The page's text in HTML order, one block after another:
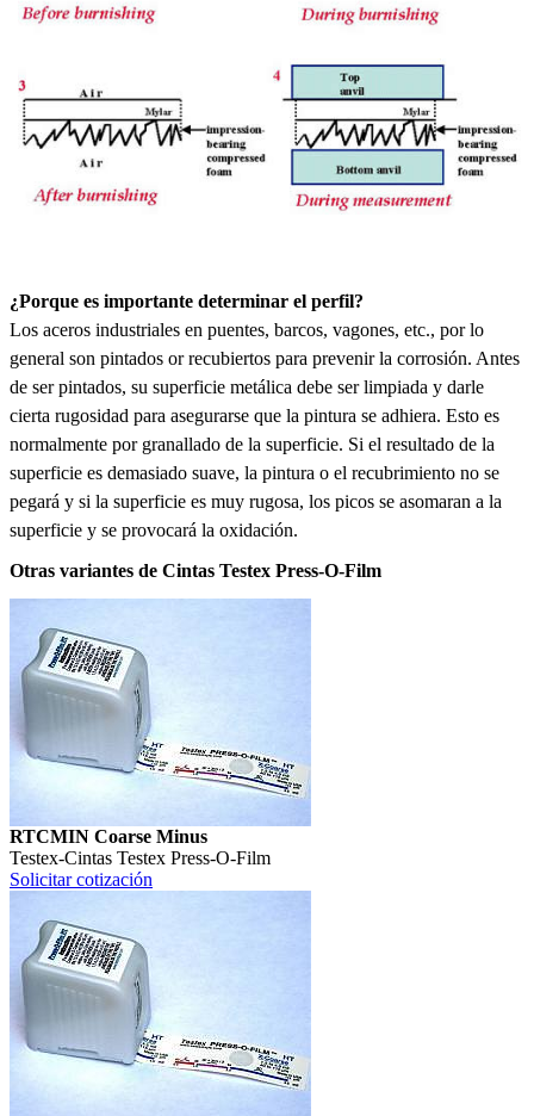
¿Porque es importante determinar el perfil?
Los aceros industriales en puentes, barcos, vagones, etc., por lo
general son pintados or recubiertos para prevenir la corrosión. Antes
de ser pintados, su superficie metálica debe ser limpiada y darle
cierta rugosidad para asegurarse que la pintura se adhiera. Esto es
normalmente por granallado de la superficie. Si el resultado de la
superficie es demasiado suave, la pintura o el recubrimiento no se
pegará y si la superficie es muy rugosa, los picos se asomaran a la
superficie y se provocará la oxidación.
Otras variantes de Cintas Testex Press-O-Film
RTCMIN Coarse Minus
Testex-Cintas Testex Press-O-Film
Solicitar cotización